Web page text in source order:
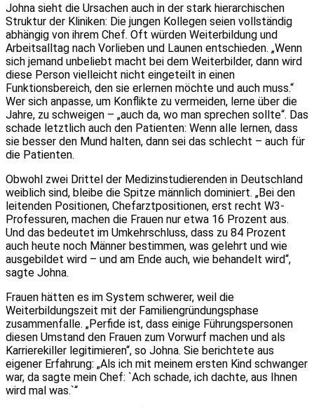
Johna sieht die Ursachen auch in der stark hierarchischen
Struktur der Kliniken: Die jungen Kollegen seien vollständig
abhängig von ihrem Chef. Oft würden Weiterbildung und
Arbeitsalltag nach Vorlieben und Launen entschieden. „Wenn
sich jemand unbeliebt macht bei dem Weiterbilder, dann wird
diese Person vielleicht nicht eingeteilt in einen
Funktionsbereich, den sie erlernen möchte und auch muss.“
Wer sich anpasse, um Konflikte zu vermeiden, lerne über die
Jahre, zu schweigen – „auch da, wo man sprechen sollte“. Das
schade letztlich auch den Patienten: Wenn alle lernen, dass
sie besser den Mund halten, dann sei das schlecht – auch für
die Patienten.
Obwohl zwei Drittel der Medizinstudierenden in Deutschland
weiblich sind, bleibe die Spitze männlich dominiert. „Bei den
leitenden Positionen, Chefarztpositionen, erst recht W3-
Professuren, machen die Frauen nur etwa 16 Prozent aus.
Und das bedeutet im Umkehrschluss, dass zu 84 Prozent
auch heute noch Männer bestimmen, was gelehrt und wie
ausgebildet wird – und am Ende auch, wie behandelt wird“,
sagte Johna.
Frauen hätten es im System schwerer, weil die
Weiterbildungszeit mit der Familiengründungsphase
zusammenfalle. „Perfide ist, dass einige Führungspersonen
diesen Umstand den Frauen zum Vorwurf machen und als
Karrierekiller legitimieren“, so Johna. Sie berichtete aus
eigener Erfahrung: „Als ich mit meinem ersten Kind schwanger
war, da sagte mein Chef: `Ach schade, ich dachte, aus Ihnen
wird mal was.`“